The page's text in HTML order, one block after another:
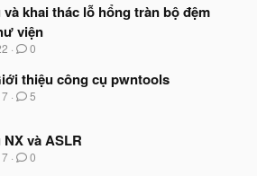
khai thác lỗ hổng tràn bộ đệm
viện
0
thiệu công cụ pwntools
5
và ASLR
0